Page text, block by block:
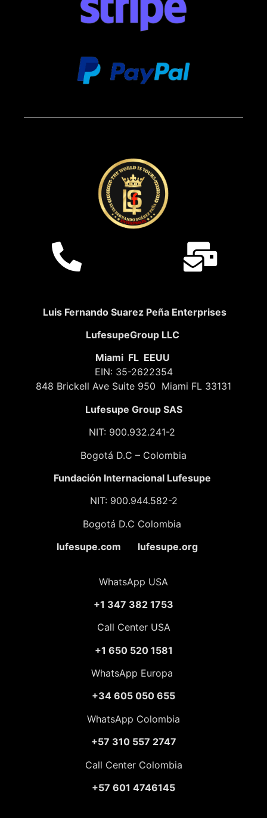
Luis Fernando Suarez Peña Enterprises
LufesupeGroup LLC
Miami FL EEUU
EIN: 35-2622354
848 Brickell Ave Suite 950 Miami FL 33131
Lufesupe Group SAS
NIT: 900.932.241-2
Bogotá D.C – Colombia
Fundación Internacional Lufesupe
NIT: 900.944.582-2
Bogotá D.C Colombia
lufesupe.com lufesupe.org
WhatsApp USA
+1 347 382 1753
Call Center USA
+1 650 520 1581
WhatsApp Europa
+34 605 050 655
WhatsApp Colombia
+57 310 557 2747
Call Center Colombia
+57 601 4746145